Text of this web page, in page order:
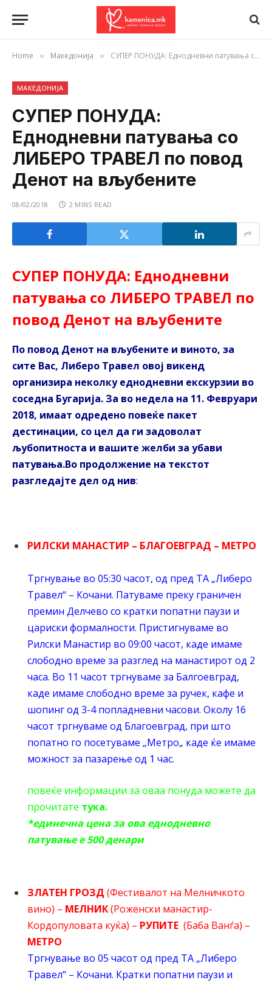
Home » Македонија » СУПЕР ПОНУДА: Еднодневни патувања со ЛИБЕРО ТРАВЕЛ по повод Денот на вљубените
МАКЕДОНИЈА
СУПЕР ПОНУДА:
Еднодневни патувања со
ЛИБЕРО ТРАВЕЛ по повод
Денот на вљубените
08/02/2018 2 MINS READ
СУПЕР ПОНУДА: Еднодневни
патувања со ЛИБЕРО ТРАВЕЛ по
повод Денот на вљубените
По повод Денот на вљубените и виното, за
сите Вас, Либеро Травел овој викенд
организира неколку еднодневни екскурзии во
соседна Бугарија. За во недела на 11. Февруари
2018, имаат одредено повеќе пакет
дестинации, со цел да ги задоволат
љубопитноста и вашите желби за убави
патувања.Во продолжение на текстот
разгледајте дел од нив:
РИЛСКИ МАНАСТИР – БЛАГОЕВГРАД – МЕТРО
Тргнување во 05:30 часот, од пред ТА „Либеро
Травел“ – Кочани. Патуваме преку граничен
премин Делчево со кратки попатни паузи и
цариски формалности. Пристигнуваме во
Рилски Манастир во 09:00 часот, каде имаме
слободно време за разглед на манастирот од 2
часа. Во 11 часот тргнуваме за Балгоевград,
каде имаме слободно време за ручек, кафе и
шопинг од 3-4 попладневни часови. Околу 16
часот тргнуваме од Благоевград, при што
попатно го посетуваме „Метро„ каде ќе имаме
можност за пазарење од 1 час.
повеќе информации за оваа понуда можете да
прочитате тука.
*единечна цена за ова еднодневно
патување е 500 денари
ЗЛАТЕН ГРОЗД (Фестивалот на Мелничкото
вино) – МЕЛНИК(Роженски манастир-
Кордопуловата куќа) – РУПИТЕ (Баба Ванѓа) –
МЕТРО
Тргнување во 05 часот од пред ТА „Либеро
Травел“ – Кочани. Кратки попатни паузи и